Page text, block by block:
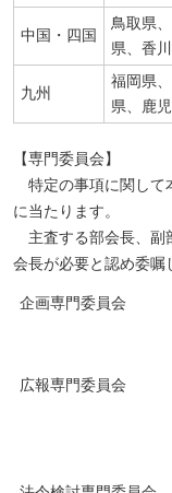
中国・四国
鳥取県
県、香
九州
福岡県
県、鹿
【専門委員会】
特定の事項に関して
に当たります。
主査する部会長、副
会長が必要と認め委嘱
企画専門委員会
広報専門委員会